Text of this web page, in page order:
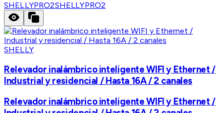
SHELLYPRO2SHELLYPRO2
SHELLY
Relevador inalámbrico inteligente WIFI y Ethernet /
Industrial y residencial / Hasta 16A / 2 canales
Relevador inalámbrico inteligente WIFI y Ethernet /